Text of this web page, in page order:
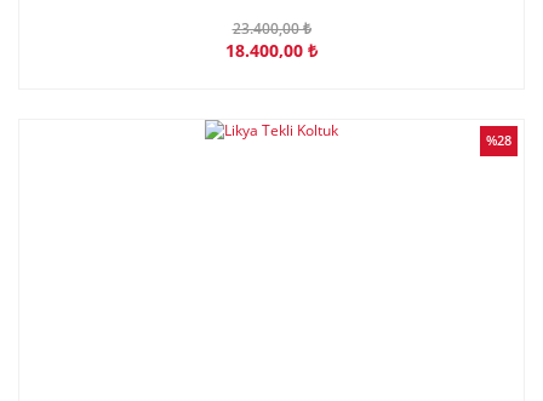
23.400,00 ₺
18.400,00 ₺
%28